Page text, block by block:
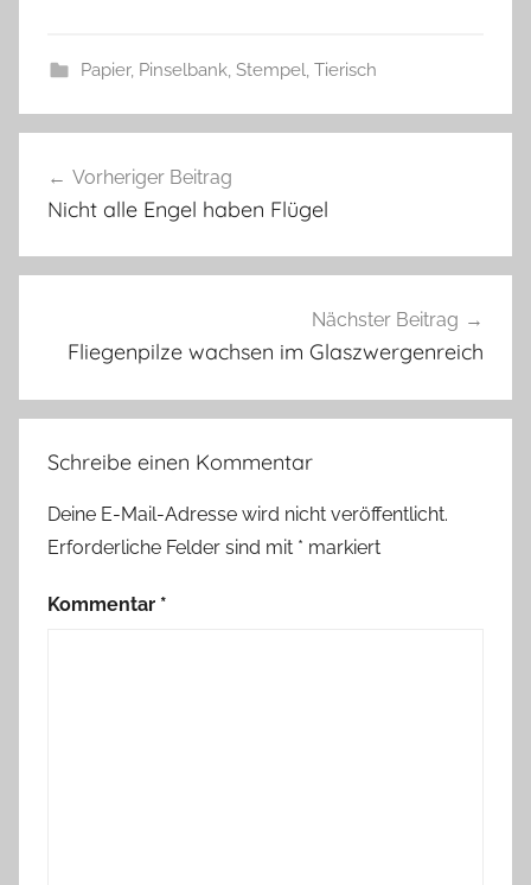
Papier, Pinselbank, Stempel, Tierisch
S
m
p
e
,
l
Vorheriger Beitrag
Nicht alle Engel haben Flügel
Nächster Beitrag
Fliegenpilze wachsen im Glaszwergenreich
Schreibe einen Kommentar
Deine E-Mail-Adresse wird nicht veröffentlicht.
Erforderliche Felder sind mit * markiert
Kommentar *